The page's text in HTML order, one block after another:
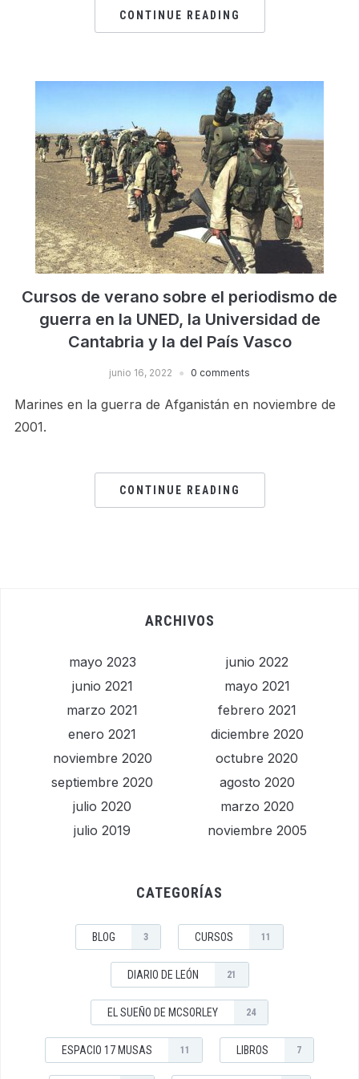
CONTINUE READING
Cursos de verano sobre el periodismo de
guerra en la UNED, la Universidad de
Cantabria y la del País Vasco
junio 16, 2022 0 comments
Marines en la guerra de Afganistán en noviembre de
2001.
CONTINUE READING
ARCHIVOS
mayo 2023
junio 2022
junio 2021
mayo 2021
marzo 2021
febrero 2021
enero 2021
diciembre 2020
noviembre 2020
octubre 2020
septiembre 2020
agosto 2020
julio 2020
marzo 2020
julio 2019
noviembre 2005
CATEGORÍAS
BLOG 3 CURSOS 11
DIARIO DE LEÓN 21
EL SUEÑO DE MCSORLEY 24
ESPACIO 17 MUSAS 11 LIBROS 7